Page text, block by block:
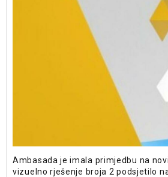
Ambasada je imala primjedbu na
vizuelno rješenje broja 2 podsjetilo